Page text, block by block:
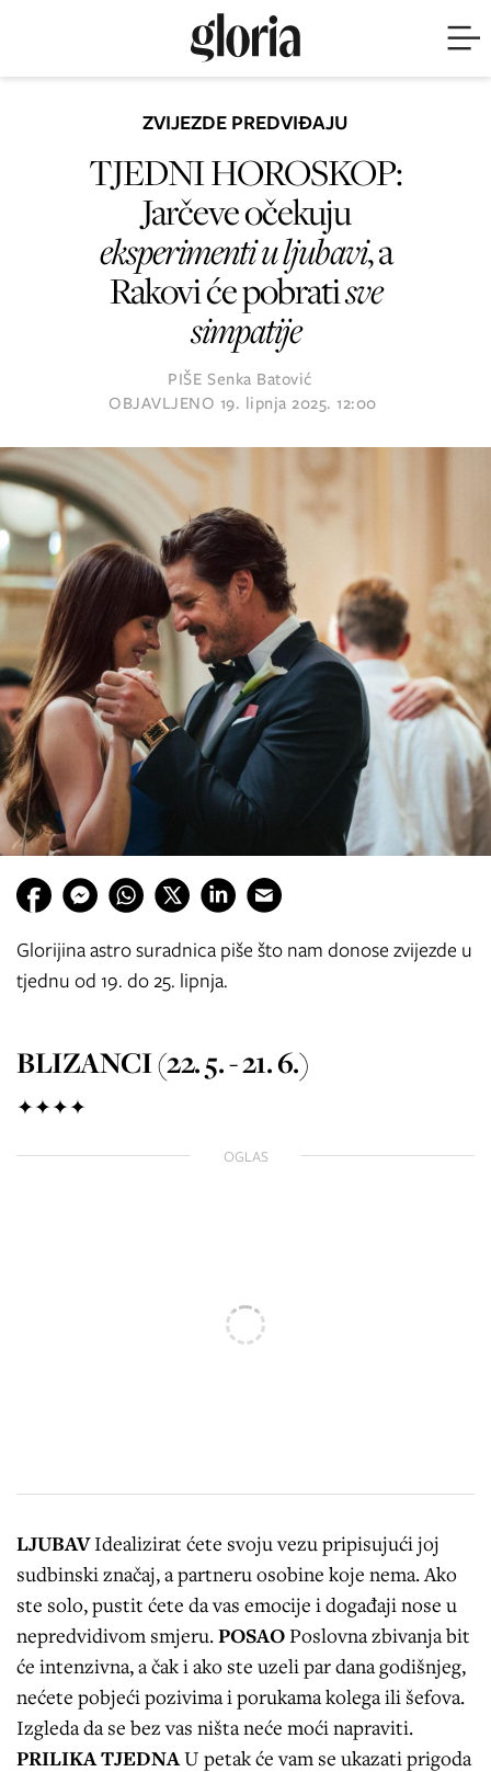
ZVIJEZDE PREDVIĐAJU
TJEDNI HOROSKOP:
Jarčeve očekuju
eksperimenti u ljubavi, a
Rakovi će pobratisve
simpatije
PIŠE Senka Batović
OBJAVLJENO 19. lipnja 2025. 12:00
Glorijina astro suradnica piše što nam donose zvijezde u
tjednu od 19. do 25. lipnja.
BLIZANCI (22. 5. - 21. 6.)
✦✦✦✦
OGLAS
LJUBAVIdealizirat ćete svoju vezu pripisujući joj
sudbinski značaj, a partneru osobine koje nema. Ako
ste solo, pustit ćete da vas emocije i događaji nose u
nepredvidivom smjeru.POSAOPoslovna zbivanja bit
će intenzivna, a čak i ako ste uzeli par dana godišnjeg,
nećete pobjeći pozivima i porukama kolega ili šefova.
Izgleda da se bez vas ništa neće moći napraviti.
PRILIKA TJEDNAU petak će vam se ukazati prigoda